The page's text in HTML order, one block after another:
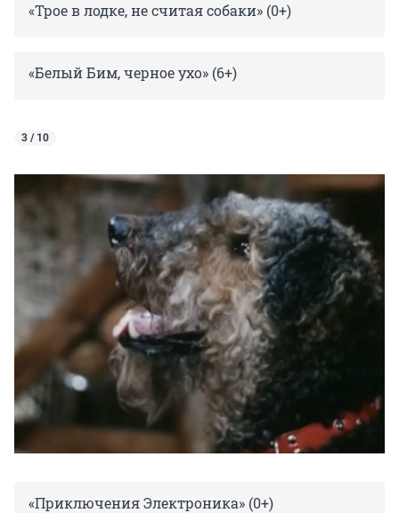
«Трое в лодке, не считая собаки» (0+)
«Белый Бим, черное ухо» (6+)
3 / 10
«Приключения Электроника» (0+)